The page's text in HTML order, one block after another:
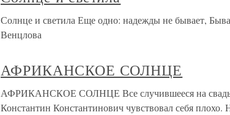
Солнце и светила Еще одно: надежды не бывает,
Венцлова
АФРИКАНСКОЕ СОЛНЦЕ
АФРИКАНСКОЕ СОЛНЦЕ Все случившееся на
Константин Константинович чувствовал себя